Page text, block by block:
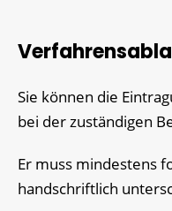
Sie können die
bei der zuständigen
Er muss mindestens
handschriftlich